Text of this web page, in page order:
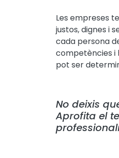
Les empreses
justos, dignes i
cada persona
competències i
pot ser
No deixis
Aprofita el